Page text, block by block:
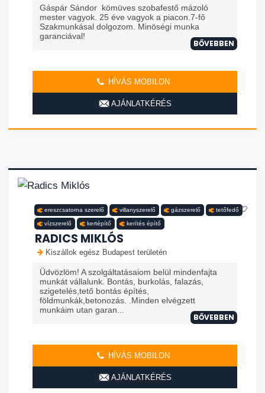
Gáspár Sándor kömüves szobafestő mázoló
mester vagyok. 25 éve vagyok a piacon.7-fő
Szakmunkásal dolgozom. Minöségi munka
garanciával!
BŐVEBBEN
HÍVÁS MOBILON
AJÁNLATKÉRÉS
ereszcsatorna szerelő villanyszerelő gázszerelő tetőfedő
vízszerelő kertépítő kerítés építő
RADICS MIKLÓS
Kiszállok egész Budapest területén
Üdvözlöm! A szolgáltatásaiom belül mindenfajta
munkát vállalunk. Bontás, burkolás, falazás,
szigetelés,tető bontás építés,
földmunkák,betonozás. .Minden elvégzett
munkáim utan garan...
BŐVEBBEN
HÍVÁS MOBILON
AJÁNLATKÉRÉS